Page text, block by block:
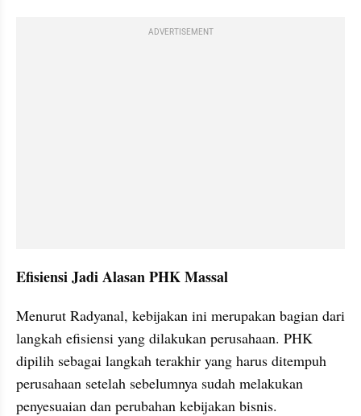
ADVERTISEMENT
Efisiensi Jadi Alasan PHK Massal
Menurut Radyanal, kebijakan ini merupakan bagian dari
langkah efisiensi yang dilakukan perusahaan. PHK
dipilih sebagai langkah terakhir yang harus ditempuh
perusahaan setelah sebelumnya sudah melakukan
penyesuaian dan perubahan kebijakan bisnis.